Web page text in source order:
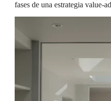
fases de una estrategia value-